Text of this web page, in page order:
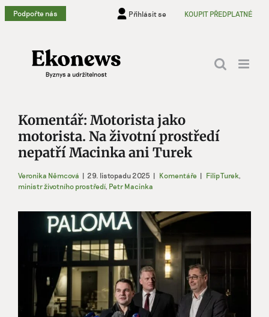
Přeskočit
na
Podpořte nás Přihlásit se KOUPIT PŘEDPLATNÉ
Komentář: Motorista jako
motorista. Na životní prostředí
nepatří Macinka ani Turek
Veronika Němcová | 29. listopadu 2025 | Komentáře | Filip Turek,
ministr životního prostředí, Petr Macinka
Zobrazit
obrázek